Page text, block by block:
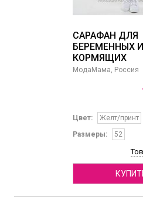
САРАФАН ДЛЯ
БЕРЕМЕННЫХ И
КОРМЯЩИХ
МодаМама, Россия
Цвет:
Желт/принт
Размеры:
52